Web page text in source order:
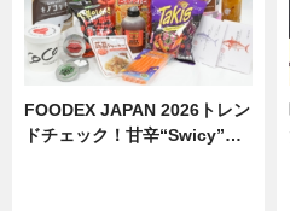
FOODEX JAPAN 2026トレン
ドチェック！甘辛“Swicy”…